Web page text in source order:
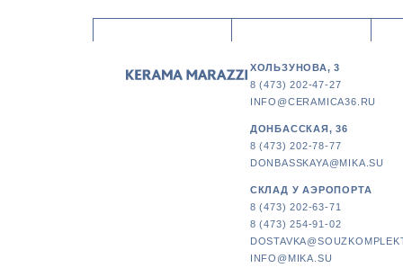
ХОЛЬЗУНОВА, 3
8 (473) 202-47-27
INFO@CERAMICA36.RU
ДОНБАССКАЯ, 36
8 (473) 202-78-77
DONBASSKAYA@MIKA.SU
СКЛАД У АЭРОПОРТА
8 (473) 202-63-71
8 (473) 254-91-02
INFO@MIKA.SU